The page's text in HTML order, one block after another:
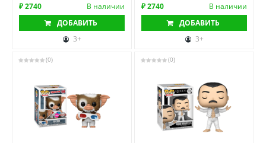
₽ 2740
В наличии
ДОБАВИТЬ
3+
₽ 2740
В наличии
ДОБАВИТЬ
3+
(0) (0)